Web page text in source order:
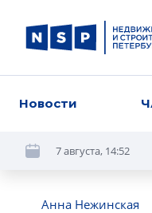
Новости
7 августа, 14:52
Анна Нежинская